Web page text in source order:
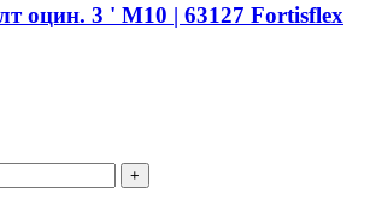
оцин. 3 ' М10 | 63127 Fortisflex
+